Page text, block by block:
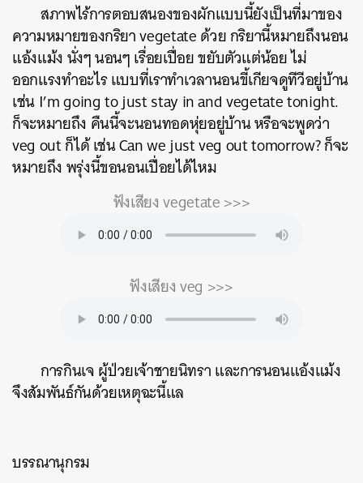
สภาพไร้การตอบสนองของผักแบบนี้ยังเป็นที่มาของ
ความหมายของกริยา vegetate ด้วย กริยานี้หมายถึงนอน
แอ้งแม้ง นั่งๆ นอนๆ เรื่อยเปื่อย ขยับตัวแต่น้อย ไม่
ออกแรงทำอะไร แบบที่เราทำเวลานอนขี้เกียจดูทีวีอยู่บ้าน
เช่น I’m going to just stay in and vegetate tonight.
ก็จะหมายถึง คืนนี้จะนอนทอดหุ่ยอยู่บ้าน หรือจะพูดว่า
veg out ก็ได้ เช่น Can we just veg out tomorrow? ก็จะ
หมายถึง พรุ่งนี้ขอนอนเปื่อยได้ไหม
ฟังเสียง vegetate >>>
ฟังเสียง veg >>>
การกินเจ ผู้ป่วยเจ้าชายนิทรา และการนอนแอ้งแม้ง
จึงสัมพันธ์กันด้วยเหตุฉะนี้แล
บรรณานุกรม